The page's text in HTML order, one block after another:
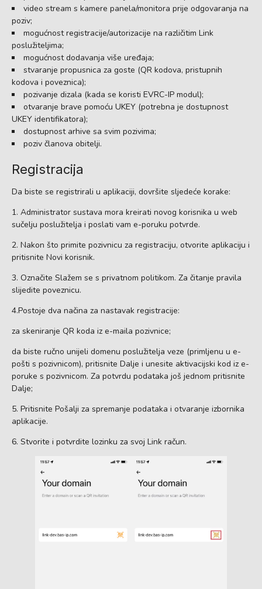
video stream s kamere panela/monitora prije odgovaranja na
poziv;
mogućnost registracije/autorizacije na različitim Link
poslužiteljima;
mogućnost dodavanja više uređaja;
stvaranje propusnica za goste (QR kodova, pristupnih
kodova i poveznica);
pozivanje dizala (kada se koristi EVRC-IP modul);
otvaranje brave pomoću UKEY (potrebna je dostupnost
UKEY identifikatora);
dostupnost arhive sa svim pozivima;
poziv članova obitelji.
Registracija
Da biste se registrirali u aplikaciji, dovršite sljedeće korake:
1. Administrator sustava mora kreirati novog korisnika u web
sučelju poslužitelja i poslati vam e-poruku potvrde.
2. Nakon što primite pozivnicu za registraciju, otvorite aplikaciju i
pritisnite Novi korisnik.
3. Označite Slažem se s privatnom politikom. Za čitanje pravila
slijedite poveznicu.
4.Postoje dva načina za nastavak registracije:
za skeniranje QR koda iz e-maila pozivnice;
da biste ručno unijeli domenu poslužitelja veze (primljenu u e-
pošti s pozivnicom), pritisnite Dalje i unesite aktivacijski kod iz e-
poruke s pozivnicom. Za potvrdu podataka još jednom pritisnite
Dalje;
5. Pritisnite Pošalji za spremanje podataka i otvaranje izbornika
aplikacije.
6. Stvorite i potvrdite lozinku za svoj Link račun.